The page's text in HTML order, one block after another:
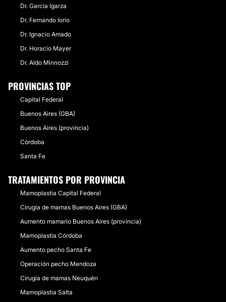
Dr. García Igarza
Dr. Fernando Iorio
Dr. Ignacio Amado
Dr. Horacio Mayer
Dr. Aldo Minnozzi
PROVINCIAS TOP
Capital Federal
Buenos Aires (GBA)
Buenos Aires (provincia)
Córdoba
Santa Fe
TRATAMIENTOS POR PROVINCIA
Mamoplastia Capital Federal
Cirugía de mamas Buenos Aires (GBA)
Aumento mamario Buenos Aires (provincia)
Mamoplastia Córdoba
Aumento pecho Santa Fe
Operación pecho Mendoza
Cirugía de mamas Neuquén
Mamoplastia Salta